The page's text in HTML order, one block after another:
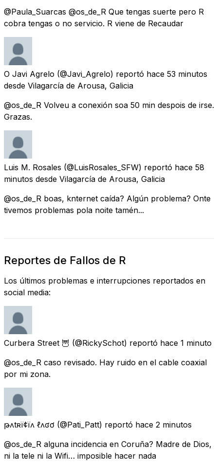
@Paula_Suarcas @os_de_R Que tengas suerte pero R
cobra tengas o no servicio. R viene de Recaudar
O Javi Agrelo (@Javi_Agrelo) reportó hace 53 minutos
desde Vilagarcía de Arousa, Galicia
@os_de_R Volveu a conexión soa 50 min despois de irse.
Grazas.
Luis M. Rosales (@LuisRosales_SFW) reportó hace 58
minutos desde Vilagarcía de Arousa, Galicia
@os_de_R boas, knternet caída? Algún problema? Onte
tivemos problemas pola noite tamén...
Reportes de Fallos de R
Los últimos problemas e interrupciones reportados en
social media:
Curbera Street 🦉 (@RickySchot) reportó hace 1 minuto
@os_de_R caso revisado. Hay ruido en el cable coaxial
por mi zona.
թʌtʀï¢ïʌ ℓʌʛơ (@Pati_Patt) reportó hace 2 minutos
@os_de_R alguna incidencia en Coruña? Madre de Dios,
ni la tele ni la Wifi… imposible hacer nada